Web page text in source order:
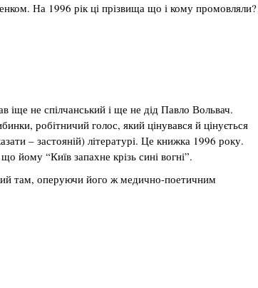
На 1996 рік ці прізвища що і кому промовляли?
іще не спілчанський і ще не дід Павло Вольвач.
робітничий голос, який цінувався й цінується
– застояній) літературі. Це книжка 1996 року.
йому “Київ запахне крізь сині вогні”.
там, оперуючи його ж медично-поетичним